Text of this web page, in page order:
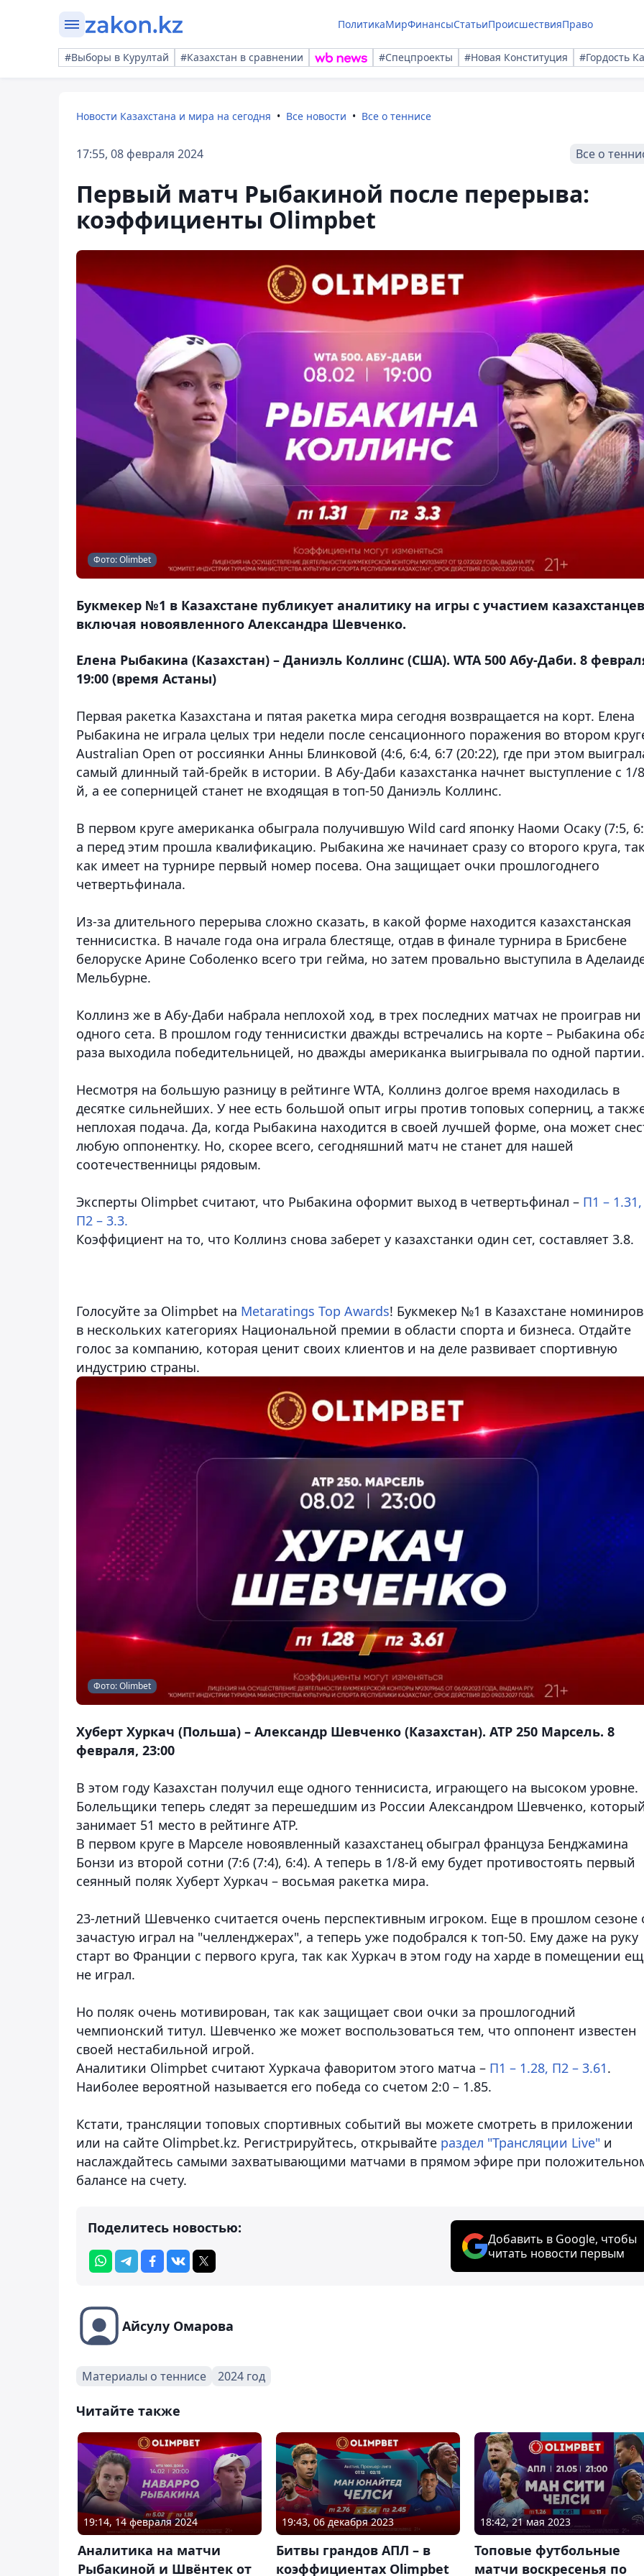
ПолитикаМирФинансыСтатьиПроисшествияПраво
#Выборы в Курултай #Казахстан в сравнении #Спецпроекты #Новая Конституция #Гордость
Новости Казахстана и мира на сегодня Все новости Все о теннисе
17:55, 08 февраля 2024 Все о
Первый матч Рыбакиной после перерыва:
коэффициенты Olimpbet
Фото: Olimbet
Букмекер №1 в Казахстане публикует аналитику на игры с участием
включая новоявленного Александра Шевченко.
Елена Рыбакина (Казахстан) – Даниэль Коллинс (США). WTA 500 Абу-Даби. 8
19:00 (время Астаны)
Первая ракетка Казахстана и пятая ракетка мира сегодня возвращается на корт. Елена
Рыбакина не играла целых три недели после сенсационного поражения во втором
Australian Open от россиянки Анны Блинковой (4:6, 6:4, 6:7 (20:22), где при этом
самый длинный тай-брейк в истории. В Абу-Даби казахстанка начнет выступление с 1/
й, а ее соперницей станет не входящая в топ-50 Даниэль Коллинс.
В первом круге американка обыграла получившую Wild card японку Наоми Осаку (7:5,
а перед этим прошла квалификацию. Рыбакина же начинает сразу со второго круга,
как имеет на турнире первый номер посева. Она защищает очки прошлогоднего
четвертьфинала.
Из-за длительного перерыва сложно сказать, в какой форме находится казахстанская
теннисистка. В начале года она играла блестяще, отдав в финале турнира в Брисбене
белоруске Арине Соболенко всего три гейма, но затем провально выступила в
Мельбурне.
Коллинз же в Абу-Даби набрала неплохой ход, в трех последних матчах не проиграв ни
одного сета. В прошлом году теннисистки дважды встречались на корте – Рыбакина
раза выходила победительницей, но дважды американка выигрывала по одной партии.
Несмотря на большую разницу в рейтинге WTA, Коллинз долгое время находилась в
десятке сильнейших. У нее есть большой опыт игры против топовых соперниц, а
неплохая подача. Да, когда Рыбакина находится в своей лучшей форме, она может
любую оппонентку. Но, скорее всего, сегодняшний матч не станет для нашей
соотечественницы рядовым.
Эксперты Olimpbet считают, что Рыбакина оформит выход в четвертьфинал – П1 – 1.31,
П2 – 3.3.
Коэффициент на то, что Коллинз снова заберет у казахстанки один сет, составляет 3.8.
Голосуйте за Olimpbet на Metaratings Top Awards! Букмекер №1 в Казахстане
в нескольких категориях Национальной премии в области спорта и бизнеса. Отдайте
голос за компанию, которая ценит своих клиентов и на деле развивает спортивную
индустрию страны.
Фото: Olimbet
Хуберт Хуркач (Польша) – Александр Шевченко (Казахстан). ATP 250 Марсель. 8
февраля, 23:00
В этом году Казахстан получил еще одного теннисиста, играющего на высоком уровне.
Болельщики теперь следят за перешедшим из России Александром Шевченко,
занимает 51 место в рейтинге АТР.
В первом круге в Марселе новоявленный казахстанец обыграл француза Бенджамина
Бонзи из второй сотни (7:6 (7:4), 6:4). А теперь в 1/8-й ему будет противостоять первый
сеянный поляк Хуберт Хуркач – восьмая ракетка мира.
23-летний Шевченко считается очень перспективным игроком. Еще в прошлом сезоне
зачастую играл на "челленджерах", а теперь уже подобрался к топ-50. Ему даже на руку
старт во Франции с первого круга, так как Хуркач в этом году на харде в помещении
не играл.
Но поляк очень мотивирован, так как защищает свои очки за прошлогодний
чемпионский титул. Шевченко же может воспользоваться тем, что оппонент известен
своей нестабильной игрой.
Аналитики Olimpbet считают Хуркача фаворитом этого матча – П1 – 1.28, П2 – 3.61.
Наиболее вероятной называется его победа со счетом 2:0 – 1.85.
Кстати, трансляции топовых спортивных событий вы можете смотреть в приложении
или на сайте Olimpbet.kz. Регистрируйтесь, открывайте раздел "Трансляции Live" и
наслаждайтесь самыми захватывающими матчами в прямом эфире при
балансе на счету.
Поделитесь новостью:
Добавить в Google, чтобы
читать новости первым
Айсулу Омарова
Материалы о теннисе 2024 год
Читайте также
19:14, 14 февраля 2024
Аналитика на матчи
Рыбакиной и Швёнтек от
19:43, 06 декабря 2023
Битвы грандов АПЛ – в
коэффициентах Olimpbet
18:42, 21 мая 2023
Топовые футбольные
матчи воскресенья по